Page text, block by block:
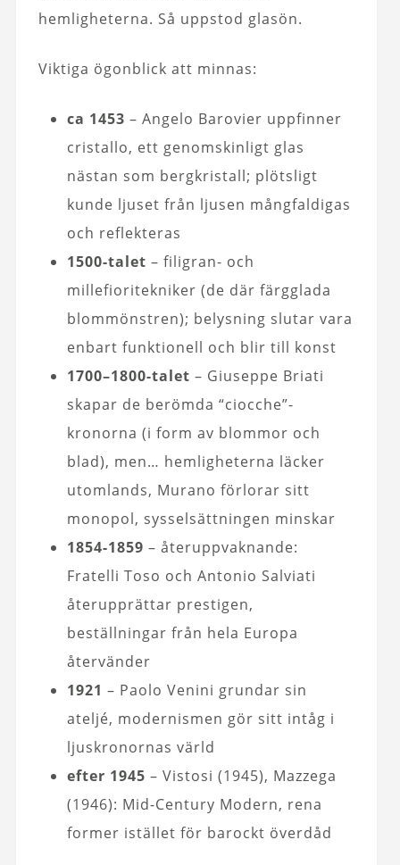
hemligheterna. Så uppstod glasön.
Viktiga ögonblick att minnas:
ca 1453 – Angelo Barovier uppfinner
cristallo, ett genomskinligt glas
nästan som bergkristall; plötsligt
kunde ljuset från ljusen mångfaldigas
och reflekteras
1500-talet – filigran- och
millefioritekniker (de där färgglada
blommönstren); belysning slutar vara
enbart funktionell och blir till konst
1700–1800-talet – Giuseppe Briati
skapar de berömda “ciocche”-
kronorna (i form av blommor och
blad), men… hemligheterna läcker
utomlands, Murano förlorar sitt
monopol, sysselsättningen minskar
1854-1859 – återuppvaknande:
Fratelli Toso och Antonio Salviati
återupprättar prestigen,
beställningar från hela Europa
återvänder
1921 – Paolo Venini grundar sin
ateljé, modernismen gör sitt intåg i
ljuskronornas värld
efter 1945 – Vistosi (1945), Mazzega
(1946): Mid-Century Modern, rena
former istället för barockt överdåd